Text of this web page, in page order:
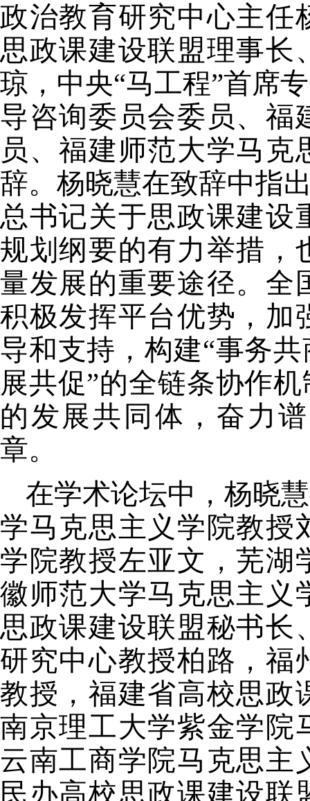
政治教育研究中心主任
思政课建设联盟理事长
琼，中央“马工程”首席
导咨询委员会委员、福
员、福建师范大学马
辞。杨晓慧在致辞中指
总书记关于思政课建设
规划纲要的有力举措，
量发展的重要途径。全
积极发挥平台优势，加
导和支持，构建“事务
展共促”的全链条协作
的发展共同体， 奋力
章。
在学术论坛中， 杨晓慧
学马克思主义学院教授
学院教授左亚文，芜湖
徽师范大学马克思主义
思政课建设联盟秘书长
研究中心教授柏路 ，
教授，福建省高校思政
南京理工大学紫金学院
云南工商学院马克思主
民办高校思政课建设